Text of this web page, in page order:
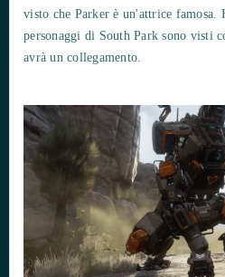
visto che Parker è un'attrice famosa.
personaggi di South Park sono visti
avrà un collegamento.